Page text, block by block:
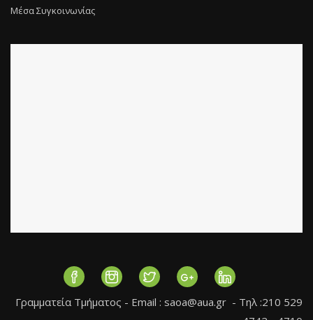
Μέσα Συγκοινωνίας
Γραμματεία Τμήματος - Εmail : saoa@aua.gr - Τηλ :210 529